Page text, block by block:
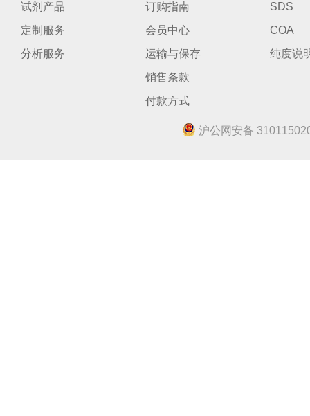
试剂产品
定制服务
分析服务
订购指南
会员中心
运输与保存
销售条款
付款方式
SDS
COA
纯度说
沪公网安备